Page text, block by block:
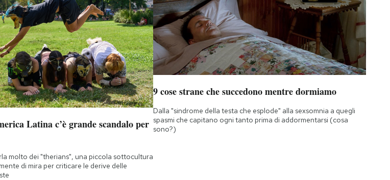
Latina c’è grande scandalo per
molto dei "therians", una piccola sottocultura
di mira per criticare le derive delle
9 cose strane che succedono mentre dormiamo
Dalla "sindrome della testa che esplode" alla sexsomnia a quegli
spasmi che capitano ogni tanto prima di addormentarsi (cosa
sono?)